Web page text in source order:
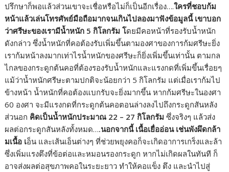
ปรึกษาก็พอแล้วส่วนเขาจะเชื่อหรือไม่ก็เป็นอีกเรื่อง….ใครที่ชอบก้ม
หน้าแล้วเล่นโทรศัพย์มือถือมากจนเกินไปลองมาฟังข้อมูลนี้ เขาบอก
ว่าศรีษะของเรามีน้ำหนัก 5 กิโลกรัม โดยมีคอหน้าที่รองรับน้ำหนัก
ดังกล่าว ซึ่งน้ำหนักที่คอต้องรับเพิ่มขึ้นตามองศาของการก้มศรีษะยิ่ง
เราก้มหน้าลงมากเท่าไรน้ำหนักของศรีษะก็ยิ่งเพิ่มขึ้นเท่านั้น ตามกล
ไกลของกระดูกต้นคอที่ต้องรองรับน้ำหนักและแรงกดที่เพิ่มขึ้นเรื่อยๆ
แม้ว่าน้ำหนักศรีษะตามปกติจะน้อยกว่า 5 กิโลกรัม แต่เมื่อเราก้มไป
ข้างหน้า น้ำหนักที่คอต้องแบกรับจะยิ่งมากขึ้น หากก้มศรีษะในองศา
60 องศา จะมีแรงกดที่กระดูกต้นคอตอนล่างลงไปถึงกระดูกสันหลัง
ส่วนอก คิดเป็นน้ำหนักประมาณ 22 – 27 กิโลกรัม ซึ่งจริงๆ แล้วส่ง
ผลต่อกระดูกสันหลังทั้งหมด….นอกจากนี้ เนื้อเยื่ออ่อน เช่นพังผึดกล้า
มเนื้อ เอ็น และเส้นเอ็นต่างๆ ที่ช่วยพยุงคอก็จะเกิดอาการเกร็งและล้า
ซึ่งเพิ่มแรงตึงที่ข้อต่อและหมอนรองกระดูก หากไม่เกิดผลในทันที ก็
อาจส่งผลต่อสุขภาพคอในระยะยาว ทำให้คอแข็ง ตึง และนำไปสู่